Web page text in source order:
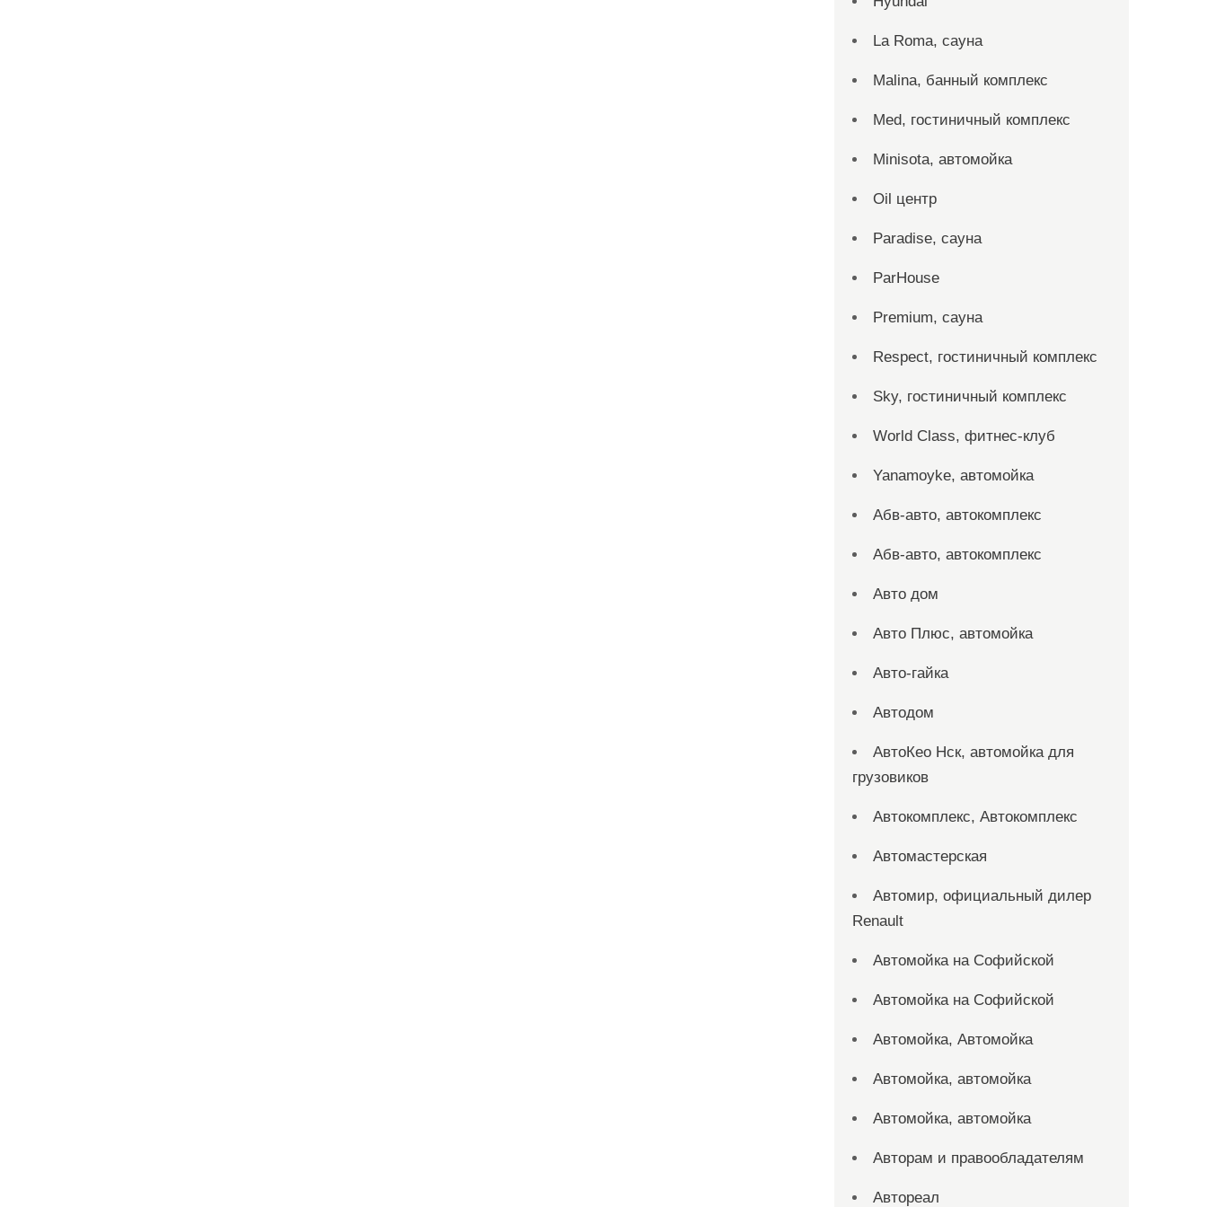
La Roma, сауна
Malina, банный комплекс
Med, гостиничный комплекс
Minisota, автомойка
Oil центр
Paradise, сауна
ParHouse
Premium, сауна
Respect, гостиничный комплекс
Sky, гостиничный комплекс
World Class, фитнес-клуб
Yanamoyke, автомойка
Абв-авто, автокомплекс
Абв-авто, автокомплекс
Авто дом
Авто Плюс, автомойка
Авто-гайка
Автодом
АвтоКео Нск, автомойка для
грузовиков
Автокомплекс, Автокомплекс
Автомастерская
Автомир, официальный дилер
Renault
Автомойка на Софийской
Автомойка на Софийской
Автомойка, Автомойка
Автомойка, автомойка
Автомойка, автомойка
Авторам и правообладателям
Автореал